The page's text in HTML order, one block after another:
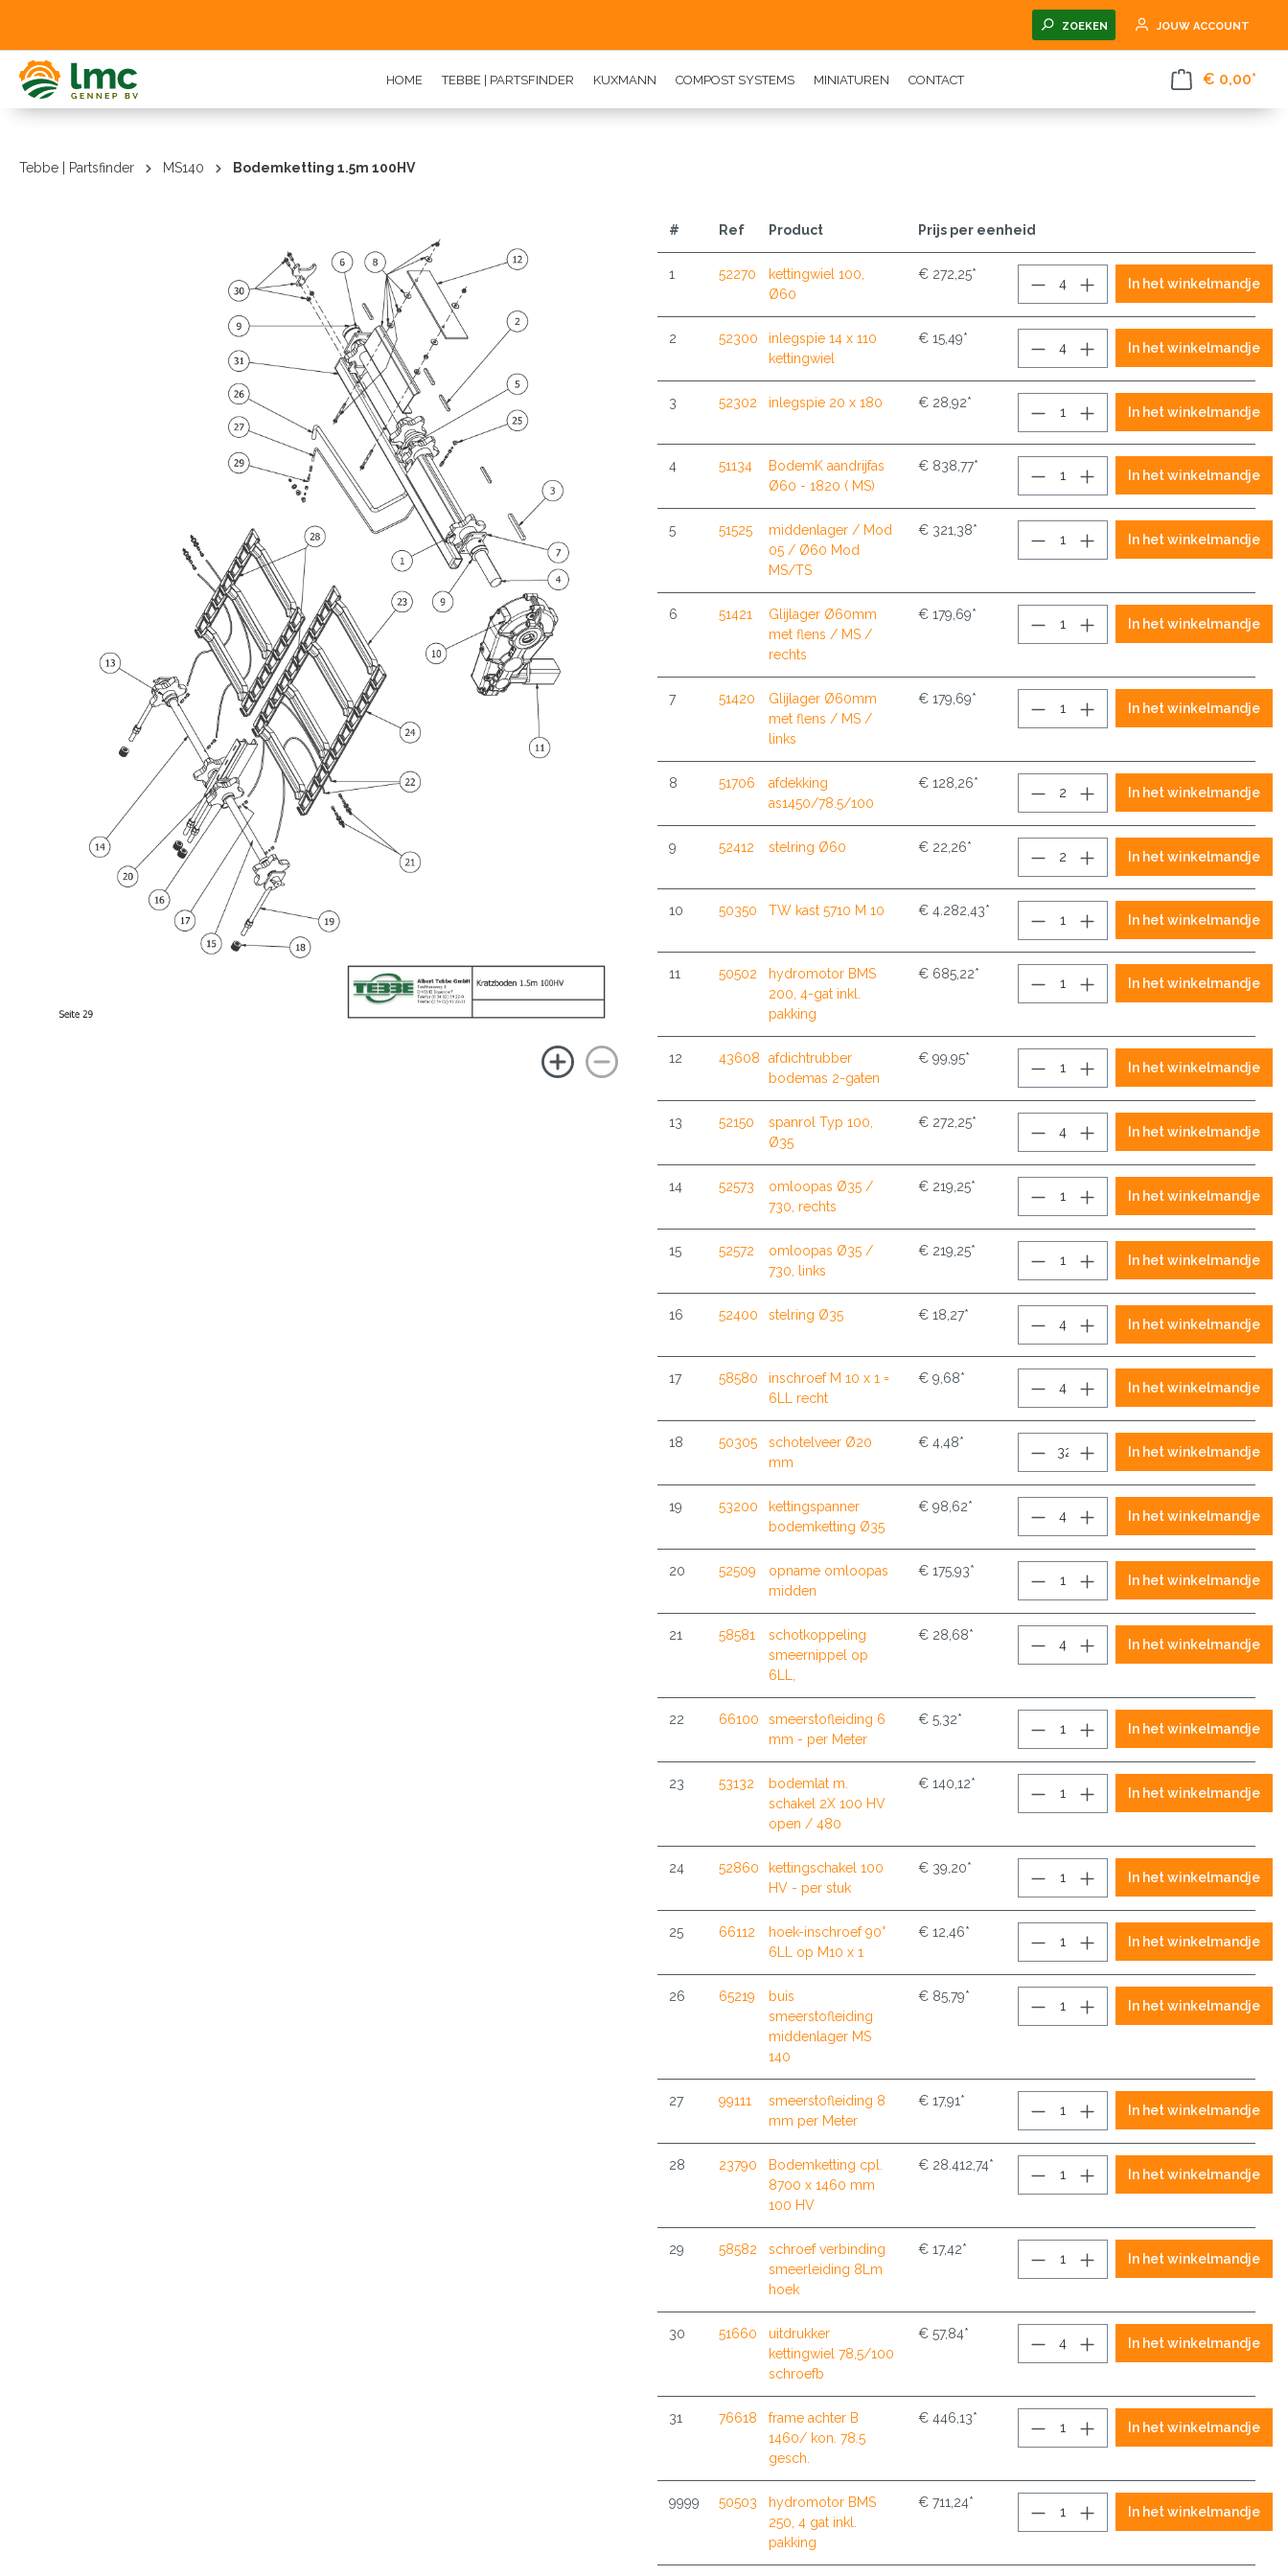
ZOEKEN JOUW ACCOUNT
HOME TEBBE | PARTSFINDER KUXMANN COMPOST SYSTEMS MINIATUREN CONTACT € 0,00*
Tebbe | Partsfinder MS140 Bodemketting 1.5m 100HV
# Ref Product Prijs per eenheid
1 52270
kettingwiel 100,
Ø60
€ 272,25*
In het winkelmandje
2 52300
inlegspie 14 x 110
kettingwiel
€ 15,49*
In het winkelmandje
3 52302 inlegspie 20 x 180 € 28,92*
In het winkelmandje
4 51134
BodemK aandrijfas
Ø60 - 1820 ( MS)
€ 838,77*
In het winkelmandje
5 51525
middenlager / Mod
05 / Ø60 Mod
MS/TS
€ 321,38*
In het winkelmandje
6 51421
Glijlager Ø60mm
met flens / MS /
rechts
€ 179,69*
In het winkelmandje
7 51420
Glijlager Ø60mm
met flens / MS /
links
€ 179,69*
In het winkelmandje
8 51706
afdekking
as1450/78.5/100
€ 128,26*
In het winkelmandje
9 52412 stelring Ø60 € 22,26*
In het winkelmandje
10 50350 TW kast 5710 M 10 € 4.282,43*
In het winkelmandje
11 50502
hydromotor BMS
200, 4-gat inkl.
pakking
€ 685,22*
In het winkelmandje
12 43608
afdichtrubber
bodemas 2-gaten
€ 99,95*
In het winkelmandje
13 52150
spanrol Typ 100,
Ø35
€ 272,25*
In het winkelmandje
14 52573
omloopas Ø35 /
730, rechts
€ 219,25*
In het winkelmandje
15 52572
omloopas Ø35 /
730, links
€ 219,25*
In het winkelmandje
16 52400 stelring Ø35 € 18,27*
In het winkelmandje
17 58580
inschroef M 10 x 1 =
6LL recht
€ 9,68*
In het winkelmandje
18 50305
schotelveer Ø20
mm
€ 4,48*
In het winkelmandje
19 53200
kettingspanner
bodemketting Ø35
€ 98,62*
In het winkelmandje
20 52509
opname omloopas
midden
€ 175,93*
In het winkelmandje
21 58581
schotkoppeling
smeernippel op
6LL,
€ 28,68*
In het winkelmandje
22 66100
smeerstofleiding 6
mm - per Meter
€ 5,32*
In het winkelmandje
23 53132
bodemlat m.
schakel 2X 100 HV
open / 480
€ 140,12*
In het winkelmandje
24 52860
kettingschakel 100
HV - per stuk
€ 39,20*
In het winkelmandje
25 66112
hoek-inschroef 90°
6LL op M10 x 1
€ 12,46*
In het winkelmandje
26 65219
buis
smeerstofleiding
middenlager MS
140
€ 85,79*
In het winkelmandje
27 99111
smeerstofleiding 8
mm per Meter
€ 17,91*
In het winkelmandje
28 23790
Bodemketting cpl.
8700 x 1460 mm
100 HV
€ 28.412,74*
In het winkelmandje
29 58582
schroef verbinding
smeerleiding 8Lm
hoek
€ 17,42*
In het winkelmandje
30 51660
uitdrukker
kettingwiel 78,5/100
schroefb
€ 57,84*
In het winkelmandje
31 76618
frame achter B
1460/ kon. 78.5
gesch.
€ 446,13*
In het winkelmandje
9999 50503
hydromotor BMS
250, 4 gat inkl.
pakking
€ 711,24*
In het winkelmandje